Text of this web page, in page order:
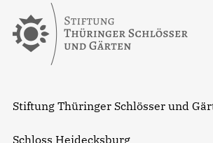
Stiftung Thüringer Schlösser und
Schloss Heidecksburg